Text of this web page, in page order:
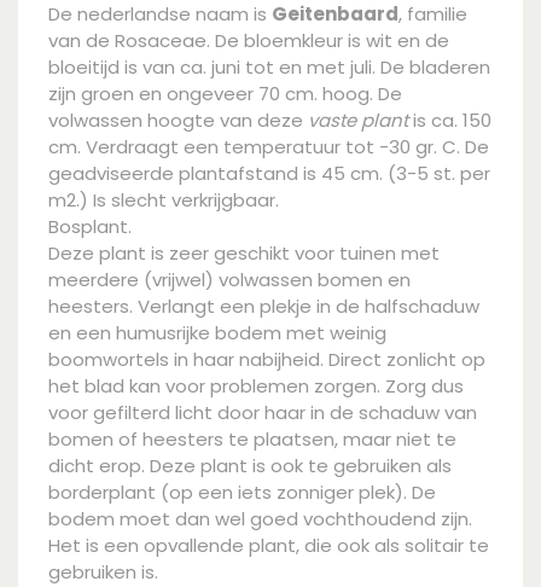
De nederlandse naam is Geitenbaard, familie
van de Rosaceae. De bloemkleur is wit en de
bloeitijd is van ca. juni tot en met juli. De bladeren
zijn groen en ongeveer 70 cm. hoog. De
volwassen hoogte van deze vaste plantis ca. 150
cm. Verdraagt een temperatuur tot -30 gr. C. De
geadviseerde plantafstand is 45 cm. (3-5 st. per
m2.) Is slecht verkrijgbaar.
Bosplant.
Deze plant is zeer geschikt voor tuinen met
meerdere (vrijwel) volwassen bomen en
heesters. Verlangt een plekje in de halfschaduw
en een humusrijke bodem met weinig
boomwortels in haar nabijheid. Direct zonlicht op
het blad kan voor problemen zorgen. Zorg dus
voor gefilterd licht door haar in de schaduw van
bomen of heesters te plaatsen, maar niet te
dicht erop. Deze plant is ook te gebruiken als
borderplant (op een iets zonniger plek). De
bodem moet dan wel goed vochthoudend zijn.
Het is een opvallende plant, die ook als solitair te
gebruiken is.